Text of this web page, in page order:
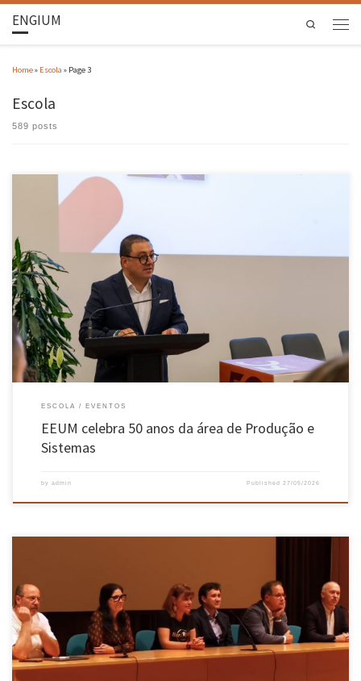
ENGIUM Search
Home» Escola » Page 3
Escola
589 posts
A área de Produção e Sistemas da Escola de Engenharia da Universidade do Minho, pioneira
no ensino da Engenharia e Gestão Industrial em Portugal, vai comemorar ao longo deste
ano o seu 50.º aniversário. O programa começou no dia 27 maio com uma conferência em
Guimarães, seguindo-se até dezembro encontros […]
ESCOLA EVENTOS
EEUM celebra 50 anos da área de Produção e
Sistemas
by admin Published 27/05/2026
A Reitoria da Universidade do Minho apresentou no passado dia 22 de maio, um conjunto de
recomendações para o uso da inteligência artificial (IA) no ensino, na aprendizagem e na
avaliação. A sessão decorreu pelas 15h30, no campus de Gualtar, em Braga, e incluiu ainda a
apresentação de casos de […]